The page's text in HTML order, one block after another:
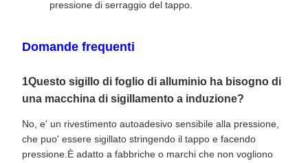
pressione di serraggio del tappo.
Domande frequenti
1Questo sigillo di foglio di alluminio ha bisogno di
una macchina di sigillamento a induzione?
No, e' un rivestimento autoadesivo sensibile alla pressione,
che puo' essere sigillato stringendo il tappo e facendo
pressione.È adatto a fabbriche o marchi che non vogliono